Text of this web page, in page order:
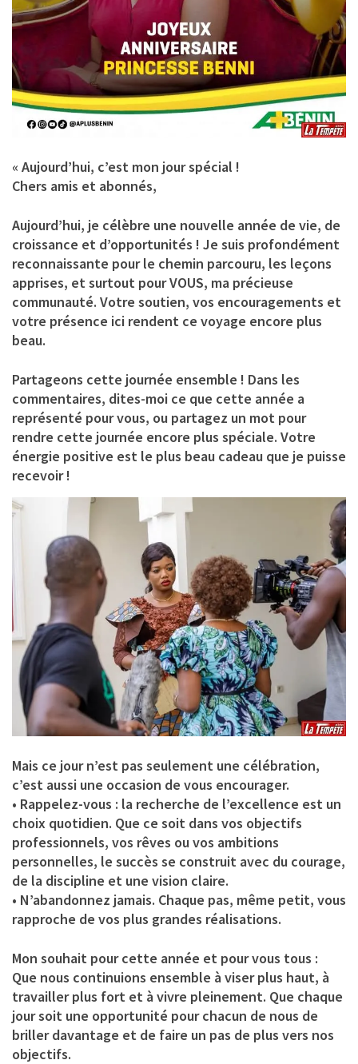
« Aujourd’hui, c’est mon jour spécial !
Chers amis et abonnés,
Aujourd’hui, je célèbre une nouvelle année de vie, de
croissance et d’opportunités ! Je suis profondément
reconnaissante pour le chemin parcouru, les leçons
apprises, et surtout pour VOUS, ma précieuse
communauté. Votre soutien, vos encouragements et
votre présence ici rendent ce voyage encore plus
beau.
Partageons cette journée ensemble ! Dans les
commentaires, dites-moi ce que cette année a
représenté pour vous, ou partagez un mot pour
rendre cette journée encore plus spéciale. Votre
énergie positive est le plus beau cadeau que je puisse
recevoir !
Mais ce jour n’est pas seulement une célébration,
c’est aussi une occasion de vous encourager.
• Rappelez-vous : la recherche de l’excellence est un
choix quotidien. Que ce soit dans vos objectifs
professionnels, vos rêves ou vos ambitions
personnelles, le succès se construit avec du courage,
de la discipline et une vision claire.
• N’abandonnez jamais. Chaque pas, même petit, vous
rapproche de vos plus grandes réalisations.
Mon souhait pour cette année et pour vous tous :
Que nous continuions ensemble à viser plus haut, à
travailler plus fort et à vivre pleinement. Que chaque
jour soit une opportunité pour chacun de nous de
briller davantage et de faire un pas de plus vers nos
objectifs.